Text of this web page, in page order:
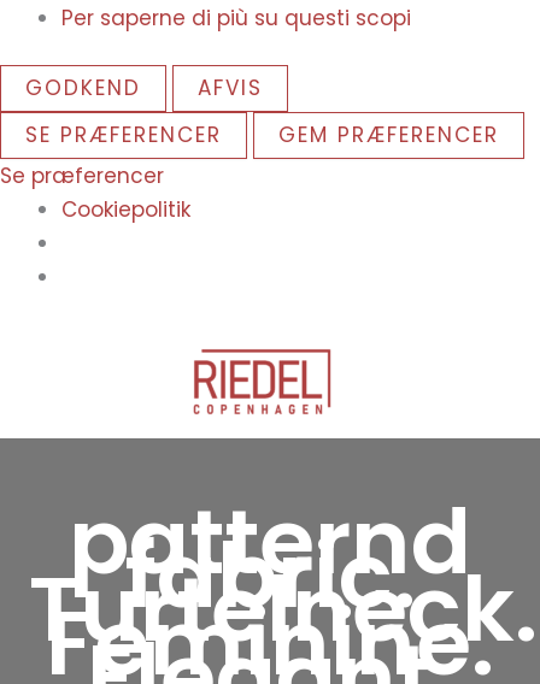
Per saperne di più su questi scopi
GODKEND
AFVIS
SE PRÆFERENCER
GEM PRÆFERENCER
Se præferencer
Cookiepolitik
patternd
fabric.
Turtelneck.
Feminine.